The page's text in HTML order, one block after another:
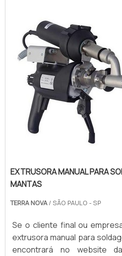
EXTRUSORA MANUAL PARA
MANTAS
TERRA NOVA/ SÃO PAULO - SP
Se o cliente final ou
extrusora manual para
encontrará no website